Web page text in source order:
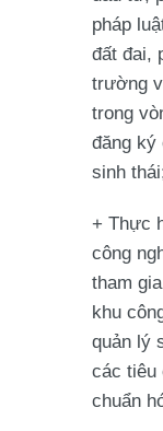
pháp
đất đai,
trường
trong
đăng ký
sinh
+ Thực
công
tham
khu
quản lý
các tiêu
chuẩn